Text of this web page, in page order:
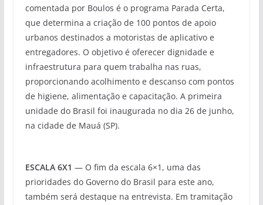
comentada por Boulos é o programa Parada Certa,
que determina a criação de 100 pontos de apoio
urbanos destinados a motoristas de aplicativo e
entregadores. O objetivo é oferecer dignidade e
infraestrutura para quem trabalha nas ruas,
proporcionando acolhimento e descanso com pontos
de higiene, alimentação e capacitação. A primeira
unidade do Brasil foi inaugurada no dia 26 de junho,
na cidade de Mauá (SP).
ESCALA 6X1 — O fim da escala 6×1, uma das
prioridades do Governo do Brasil para este ano,
também será destaque na entrevista. Em tramitação